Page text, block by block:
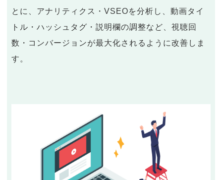
とに、アナリティクス・VSEOを分析し、動画タイ
トル・ハッシュタグ・説明欄の調整など、視聴回
数・コンバージョンが最大化されるように改善しま
す。